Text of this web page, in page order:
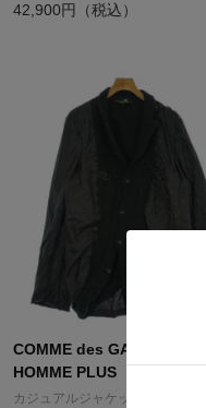
42,900円（税込）
COMME des GARCONS
HOMME PLUS
カジュアルジャケット